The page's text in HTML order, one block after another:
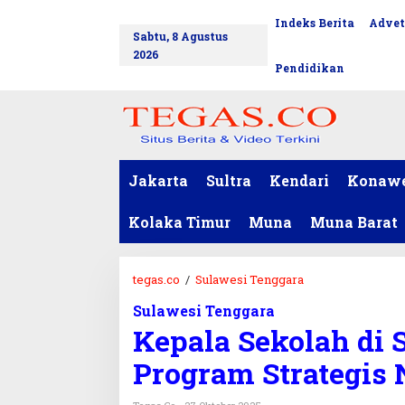
Sabtu, 8 Agustus
2026
Indeks Berita
Pendidikan
Jakarta Sultra Kendari
Kolaka Timur Muna Muna Barat
tegas.co / Sulawesi Tenggara
a
l
a
S
Sulawesi Tenggara
Kepala Sekolah di
Program Strategis